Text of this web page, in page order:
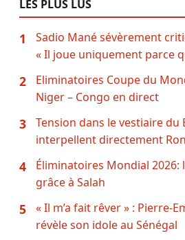
LES PLUS LUS
1
Sadio Mané sévèrement
« Il joue uniquement parce
2
Eliminatoires Coupe du
Niger – Congo en direct
3
Tension dans le vestiaire du
interpellent directement
4
Éliminatoires Mondial 2026:
grâce à Salah
5
« Il m’a fait rêver » : Pierre-
révèle son idole au Sénégal